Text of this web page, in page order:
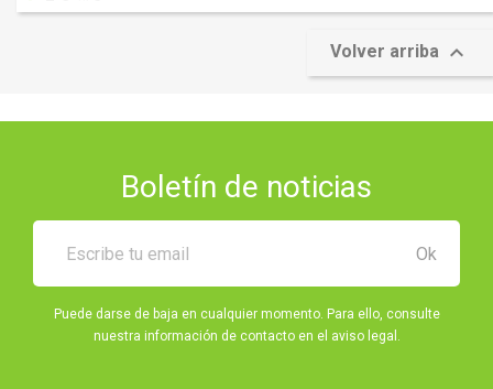
Volver arriba 
Boletín de noticias
Puede darse de baja en cualquier momento. Para ello, consulte
nuestra información de contacto en el aviso legal.